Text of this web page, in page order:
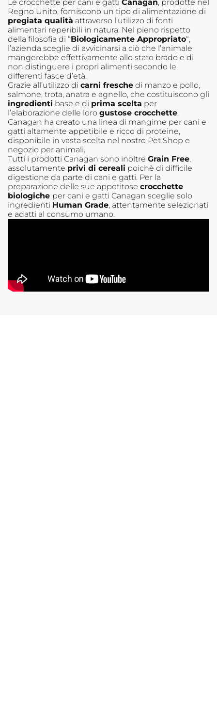
1
2
3
4
→
Le crocchette per cani e gatti Canagan, prodotte nel
Regno Unito, forniscono un tipo di alimentazione di
pregiata qualità attraverso l’utilizzo di fonti
alimentari reperibili in natura. Nel pieno rispetto
della filosofia di “Biologicamente Appropriato“,
l’azienda sceglie di avvicinarsi a ciò che l’animale
mangerebbe effettivamente allo stato brado e di
non distinguere i propri alimenti secondo le
differenti fasce d’età.
Grazie all’utilizzo di carni fresche di manzo e pollo,
salmone, trota, anatra e agnello, che costituiscono gli
ingredienti base e di prima scelta per
l’elaborazione delle loro gustose crocchette,
Canagan ha creato una linea di mangime per cani e
gatti altamente appetibile e ricco di proteine,
disponibile in vasta scelta nel nostro Pet Shop e
negozio per animali.
Tutti i prodotti Canagan sono inoltre Grain Free,
assolutamente privi di cereali poichè di difficile
digestione da parte di cani e gatti. Per la
preparazione delle sue appetitose crocchette
biologiche per cani e gatti Canagan sceglie solo
ingredienti Human Grade, attentamente selezionati
e adatti al consumo umano.